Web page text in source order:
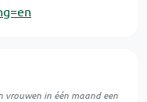
vrouwen in één maand een